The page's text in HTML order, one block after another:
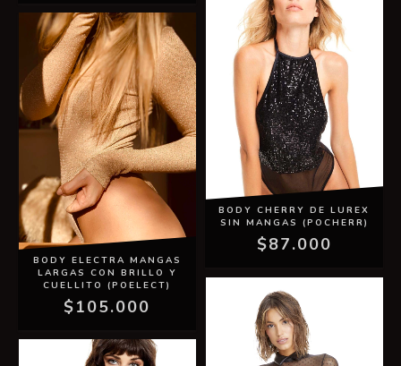
BODY ELECTRA MANGAS
LARGAS CON BRILLO Y
CUELLITO (POELECT)
$105.000
BODY CHERRY DE LUREX
SIN MANGAS (POCHERR)
$87.000